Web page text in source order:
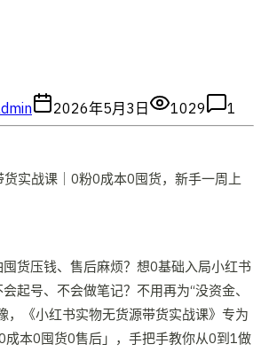
2026年5月3日 1029 1
货压钱、售后麻烦？想0基础入局小红书
起号、不会做笔记？不用再为“没资金、
，《小红书实物无货源带货实战课》专为
成本0囤货0售后」，手把手教你从0到1做